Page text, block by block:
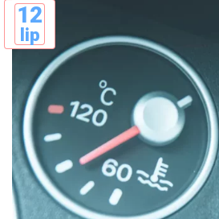
12
lip